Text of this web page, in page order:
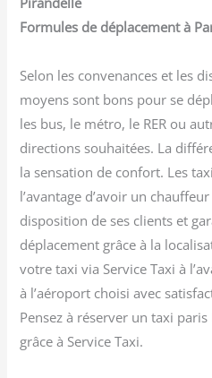
Formules de déplacement à
Selon les convenances et les
moyens sont bons pour se
les bus, le métro, le RER ou
directions souhaitées. La
la sensation de confort. Les
l’avantage d’avoir un
disposition de ses clients et
déplacement grâce à la
votre taxi via Service Taxi à
à l’aéroport choisi avec
Pensez à réserver un taxi
grâce à Service Taxi.